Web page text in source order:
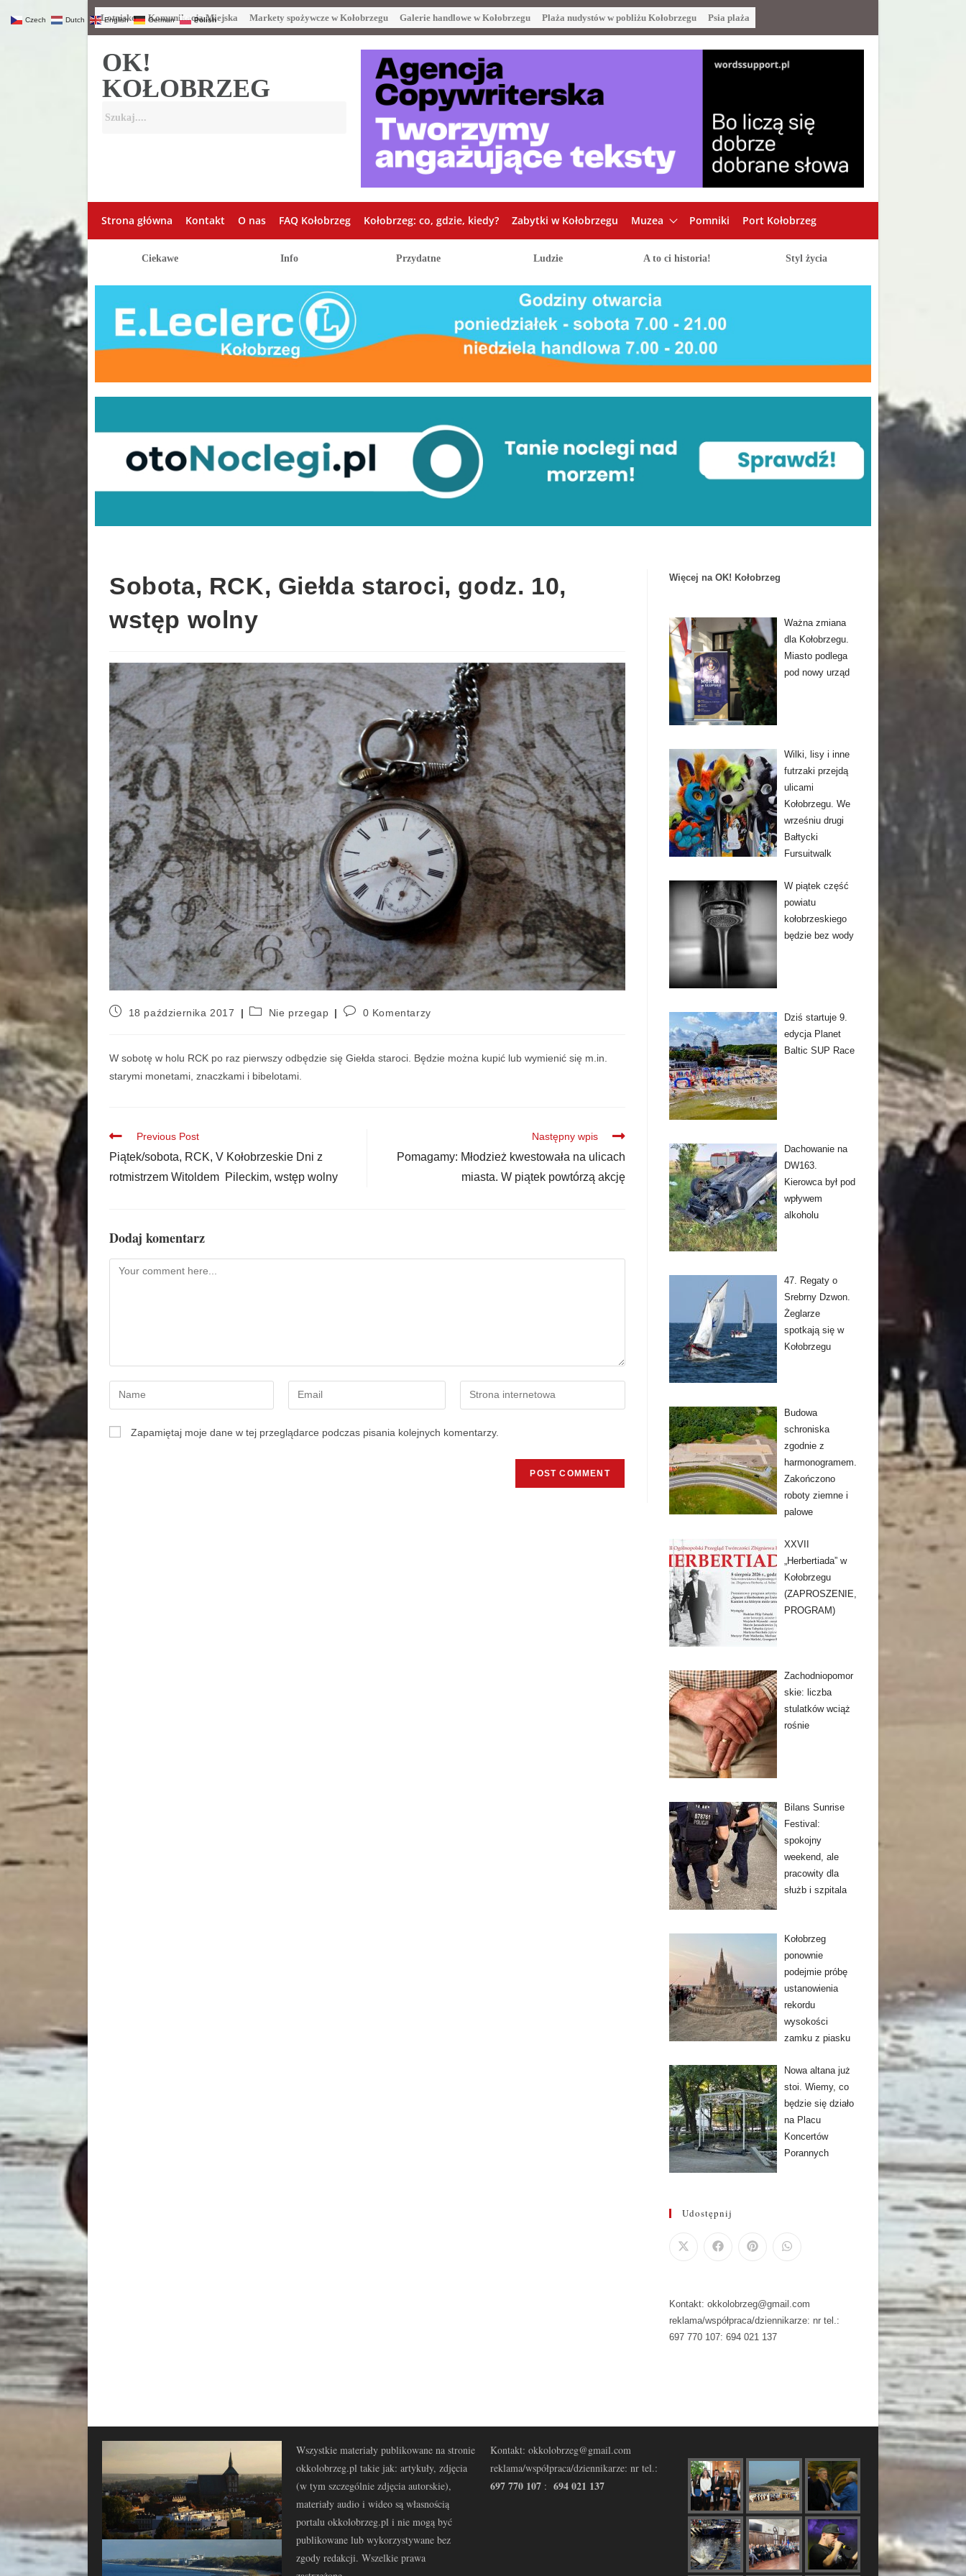
Lotnisko Komunikacja Miejska Markety spożywcze w Kołobrzegu Galerie handlowe w Kołobrzegu Plaża nudystów w pobliżu Kołobrzegu Psia plaża
OK!
KOŁOBRZEG
Strona główna Kontakt O nas FAQ Kołobrzeg Kołobrzeg: co, gdzie, kiedy? Zabytki w Kołobrzegu Muzea Pomniki Port Kołobrzeg
Ciekawe Info Przydatne Ludzie A to ci historia! Styl życia
Sobota, RCK, Giełda staroci, godz. 10,
wstęp wolny
18 października 2017 Nie przegap 0 Komentarzy
W sobotę w holu RCK po raz pierwszy odbędzie się Giełda staroci. Będzie można kupić lub wymienić się m.in.
starymi monetami, znaczkami i bibelotami.
Previous Post
Piątek/sobota, RCK, V Kołobrzeskie Dni z
rotmistrzem Witoldem Pileckim, wstęp wolny
Następny wpis
Pomagamy: Młodzież kwestowała na ulicach
miasta. W piątek powtórzą akcję
Dodaj komentarz
Zapamiętaj moje dane w tej przeglądarce podczas pisania kolejnych komentarzy.
Więcej na OK! Kołobrzeg
Ważna zmiana
dla Kołobrzegu.
Miasto podlega
pod nowy urząd
Wilki, lisy i inne
futrzaki przejdą
ulicami
Kołobrzegu. We
wrześniu drugi
Bałtycki
Fursuitwalk
W piątek część
powiatu
kołobrzeskiego
będzie bez wody
Dziś startuje 9.
edycja Planet
Baltic SUP Race
Dachowanie na
DW163.
Kierowca był pod
wpływem
alkoholu
47. Regaty o
Srebrny Dzwon.
Żeglarze
spotkają się w
Kołobrzegu
Budowa
schroniska
zgodnie z
harmonogramem.
Zakończono
roboty ziemne i
palowe
XXVII
„Herbertiada” w
Kołobrzegu
(ZAPROSZENIE,
PROGRAM)
Zachodniopomor
skie: liczba
stulatków wciąż
rośnie
Bilans Sunrise
Festival:
spokojny
weekend, ale
pracowity dla
służb i szpitala
Kołobrzeg
ponownie
podejmie próbę
ustanowienia
rekordu
wysokości
zamku z piasku
Nowa altana już
stoi. Wiemy, co
będzie się działo
na Placu
Koncertów
Porannych
Udostępnij
Kontakt: okkolobrzeg@gmail.com
reklama/współpraca/dziennikarze: nr tel.:
697 770 107: 694 021 137
Wszystkie materiały publikowane na stronie
okkolobrzeg.pl takie jak: artykuły, zdjęcia
(w tym szczególnie zdjęcia autorskie),
materiały audio i wideo są własnością
portalu okkolobrzeg.pl i nie mogą być
publikowane lub wykorzystywane bez
zgody redakcji. Wszelkie prawa
Kontakt: okkolobrzeg@gmail.com
reklama/współpraca/dziennikarze: nr tel.:
697 770 107 : 694 021 137
Czech Dutch English German Polish